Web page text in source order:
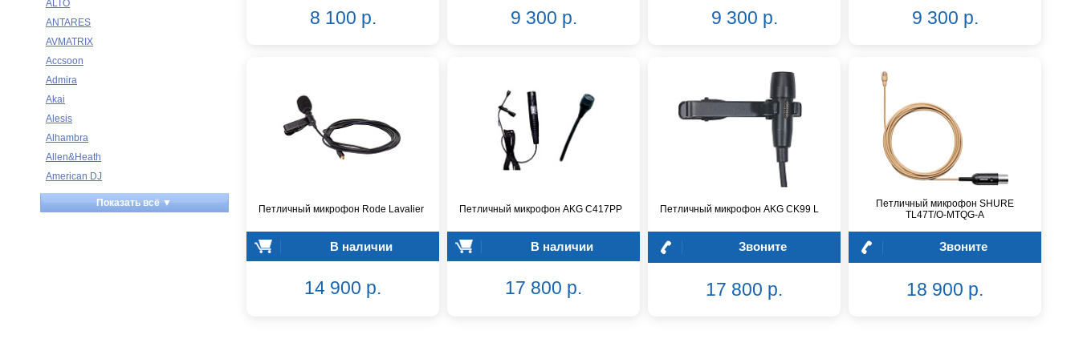
ALTO
ANTARES
AVMATRIX
Accsoon
Admira
Akai
Alesis
Alhambra
Allen&Heath
American DJ
Ampeg
Apart
Показать всё ▼
8 100 р. 9 300 р. 9 300 р. 9 300 р.
Петличный микрофон Rode Lavalier
В наличии
14 900 р.
Петличный микрофон AKG C417PP
В наличии
17 800 р.
Петличный микрофон AKG CK99 L
Звоните
17 800 р.
Петличный микрофон SHURE
TL47T/O-MTQG-A
Звоните
18 900 р.